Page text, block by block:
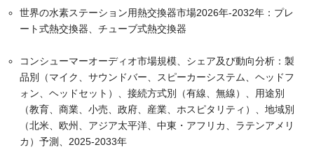
世界の水素ステーション用熱交換器市場2026年-2032年：プレ
ート式熱交換器、チューブ式熱交換器
コンシューマーオーディオ市場規模、シェア及び動向分析：製
品別（マイク、サウンドバー、スピーカーシステム、ヘッドフ
ォン、ヘッドセット）、接続方式別（有線、無線）、用途別
（教育、商業、小売、政府、産業、ホスピタリティ）、地域別
（北米、欧州、アジア太平洋、中東・アフリカ、ラテンアメリ
カ）予測、2025-2033年